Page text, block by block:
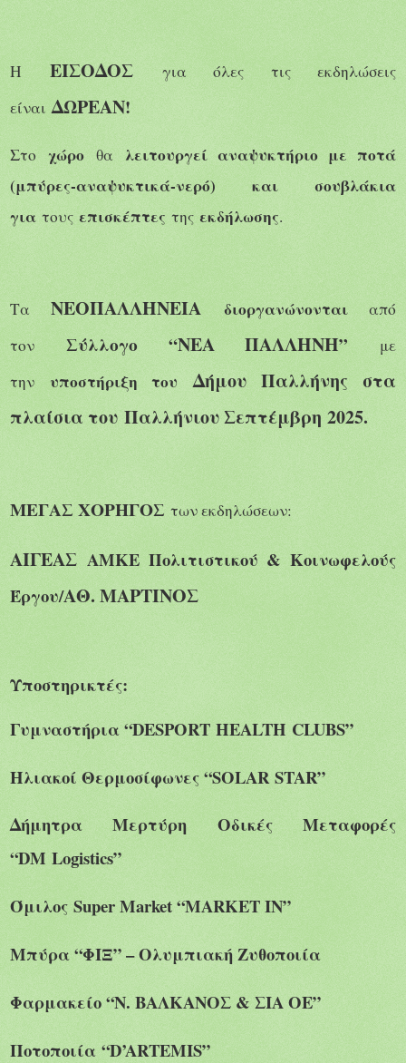
ΗΕΙΣΟΔΟΣ
για όλες τις εκδηλώσεις
είναιΔΩΡΕΑΝ!
Στο χώρο θα λειτουργεί αναψυκτήριο με ποτά
(μπύρες-αναψυκτικά-νερό) και σουβλάκια
για τους επισκέπτες της εκδήλωσης.
ΤαΝΕΟΠΑΛΛΗΝΕΙΑ διοργανώνονταιαπό
τον Σύλλογο “ΝΕΑ ΠΑΛΛΗΝΗ”
με
την υποστήριξη τουΔήμου Παλλήνης στα
πλαίσια του Παλλήνιου Σεπτέμβρη 2025.
ΜΕΓΑΣ ΧΟΡΗΓΟΣ των εκδηλώσεων:
ΑΙΓΕΑΣ ΑΜΚΕ Πολιτιστικού & Κοινωφελούς
Έργου/ΑΘ. ΜΑΡΤΙΝΟΣ
Υποστηρικτές:
Γυμναστήρια “DESPORT HEALTH CLUBS”
Ηλιακοί Θερμοσίφωνες “SOLAR STAR”
Δήμητρα Μερτύρη Οδικές Μεταφορές
“DM Logistics”
Όμιλος Super Market “MARKET IN”
Μπύρα “ΦΙΞ” – Ολυμπιακή Ζυθοποιία
Φαρμακείο “Ν. ΒΑΛΚΑΝΟΣ & ΣΙΑ ΟΕ”
Ποτοποιία “D’ARTEMIS”